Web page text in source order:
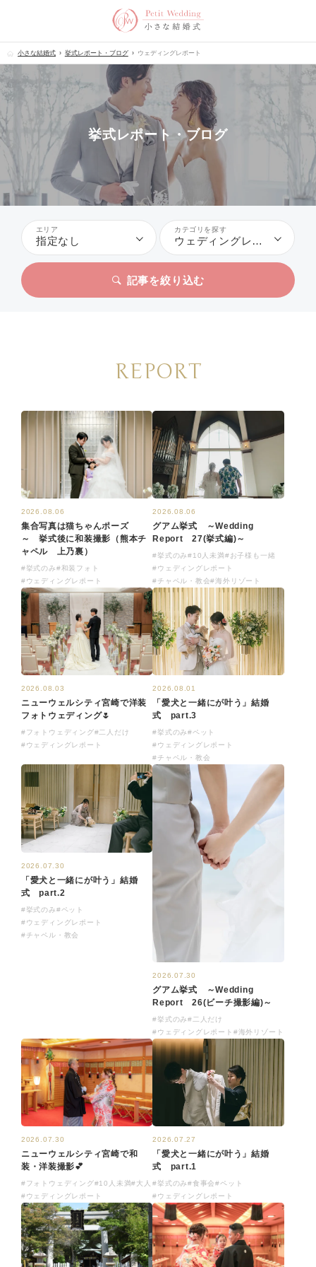
小さな結婚式 挙式レポート・ブログ ウェディングレポート
挙式レポート・ブログ
エリア
指定なし
カテゴリを探す
ウェディングレポート
記事を絞り込む
REPORT
2026.08.06
集合写真は猫ちゃんポーズ
～ 挙式後に和装撮影（熊本チ
ャペル 上乃裏）
#挙式のみ#和装フォト
#ウェディングレポート
2026.08.06
グアム挙式 ～Wedding
Report 27(挙式編)～
#挙式のみ#10人未満#お子様も一緒
#ウェディングレポート
#チャペル・教会#海外リゾート
2026.08.03
ニューウェルシティ宮崎で洋装
フォトウェディング🌷
#フォトウェディング#二人だけ
#ウェディングレポート
2026.08.01
「愛犬と一緒にが叶う」結婚
式 part.3
#挙式のみ#ペット
#ウェディングレポート
#チャペル・教会
2026.07.30
「愛犬と一緒にが叶う」結婚
式 part.2
#挙式のみ#ペット
#ウェディングレポート
#チャペル・教会
2026.07.30
グアム挙式 ～Wedding
Report 26(ビーチ撮影編)～
#挙式のみ#二人だけ
#ウェディングレポート #海外リゾート
2026.07.30
ニューウェルシティ宮崎で和
装・洋装撮影💕
#フォトウェディング#10人未満#大人
#ウェディングレポート
2026.07.27
「愛犬と一緒にが叶う」結婚
式 part.1
#挙式のみ#食事会#ペット
#ウェディングレポート